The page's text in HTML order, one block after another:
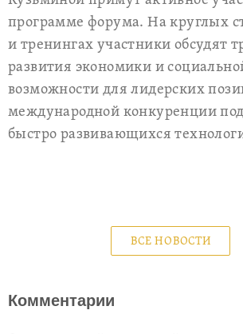
программе форума. На круглых
и тренингах участники обсудят
развития экономики и
возможности для лидерских
международной конкуренции
быстро развивающихся
ВСЕ НОВОСТИ
Комментарии